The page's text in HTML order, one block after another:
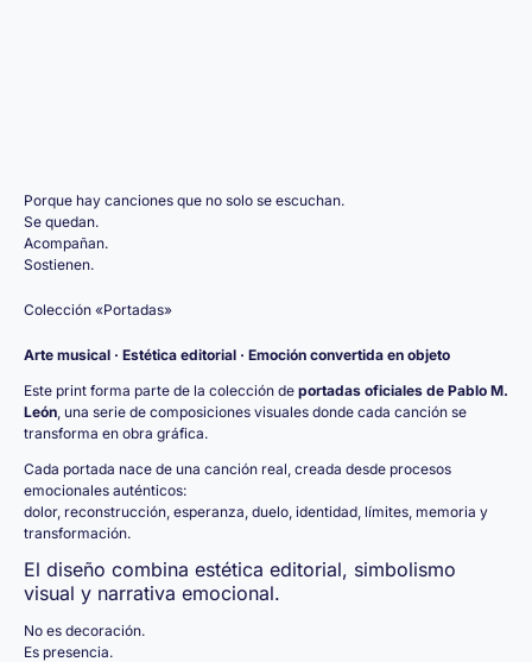
Porque hay canciones que no solo se escuchan.
Se quedan.
Acompañan.
Sostienen.
Colección «Portadas»
Arte musical · Estética editorial · Emoción convertida en objeto
Este print forma parte de la colección de portadas oficiales de Pablo M.
León, una serie de composiciones visuales donde cada canción se
transforma en obra gráfica.
Cada portada nace de una canción real, creada desde procesos
emocionales auténticos:
dolor, reconstrucción, esperanza, duelo, identidad, límites, memoria y
transformación.
El diseño combina estética editorial, simbolismo
visual y narrativa emocional.
No es decoración.
Es presencia.